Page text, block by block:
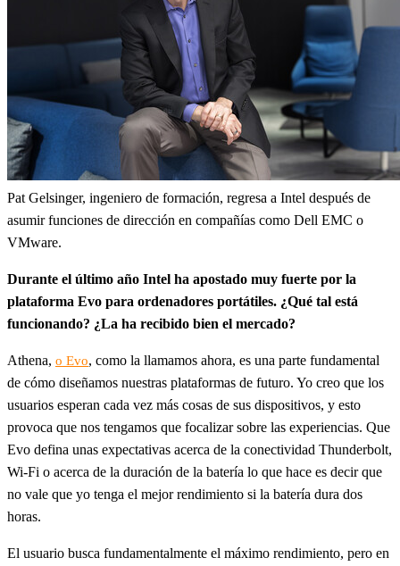
Pat Gelsinger, ingeniero de formación, regresa a Intel después de
asumir funciones de dirección en compañías como Dell EMC o
VMware.
Durante el último año Intel ha apostado muy fuerte por la
plataforma Evo para ordenadores portátiles. ¿Qué tal está
funcionando? ¿La ha recibido bien el mercado?
Athena, o Evo, como la llamamos ahora, es una parte fundamental
de cómo diseñamos nuestras plataformas de futuro. Yo creo que los
usuarios esperan cada vez más cosas de sus dispositivos, y esto
provoca que nos tengamos que focalizar sobre las experiencias. Que
Evo defina unas expectativas acerca de la conectividad Thunderbolt,
Wi-Fi o acerca de la duración de la batería lo que hace es decir que
no vale que yo tenga el mejor rendimiento si la batería dura dos
horas.
El usuario busca fundamentalmente el máximo rendimiento, pero en